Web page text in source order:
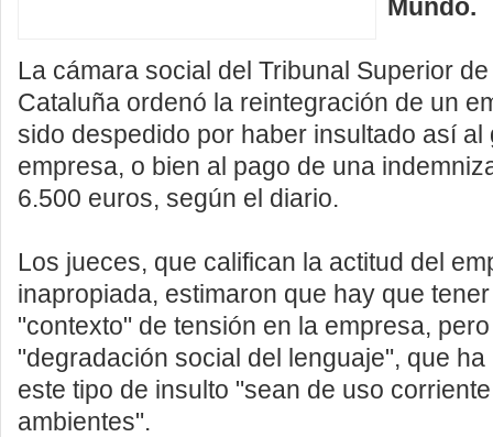
Mundo.
La cámara social del Tribunal Superior
Cataluña ordenó la reintegración de un
sido despedido por haber insultado así al
empresa, o bien al pago de una
6.500 euros, según el diario.
Los jueces, que califican la actitud del
inapropiada, estimaron que hay que
"contexto" de tensión en la empresa,
"degradación social del lenguaje", que
este tipo de insulto "sean de uso
ambientes".